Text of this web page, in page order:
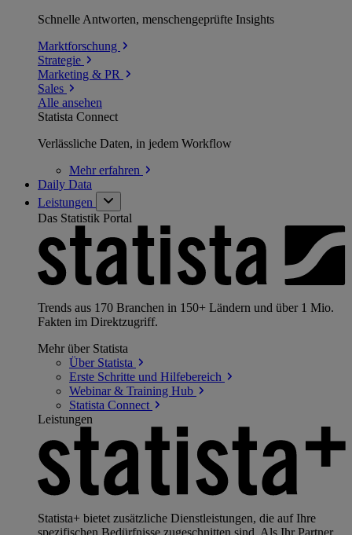
Schnelle Antworten, menschengeprüfte Insights
Marktforschung
Strategie
Marketing & PR
Sales
Alle ansehen
Statista Connect
Verlässliche Daten, in jedem Workflow
Mehrerfahren
Daily Data
Leistungen
Das Statistik Portal
Trends aus 170 Branchen in 150+ Ländern und über 1 Mio.
Fakten im Direktzugriff.
Mehr über Statista
Über Statista
Erste Schritte und Hilfebereich
Webinar & Training Hub
Statista Connect
Leistungen
Statista+ bietet zusätzliche Dienstleistungen, die auf Ihre
spezifischen Bedürfnisse zugeschnitten sind. Als Ihr Partner